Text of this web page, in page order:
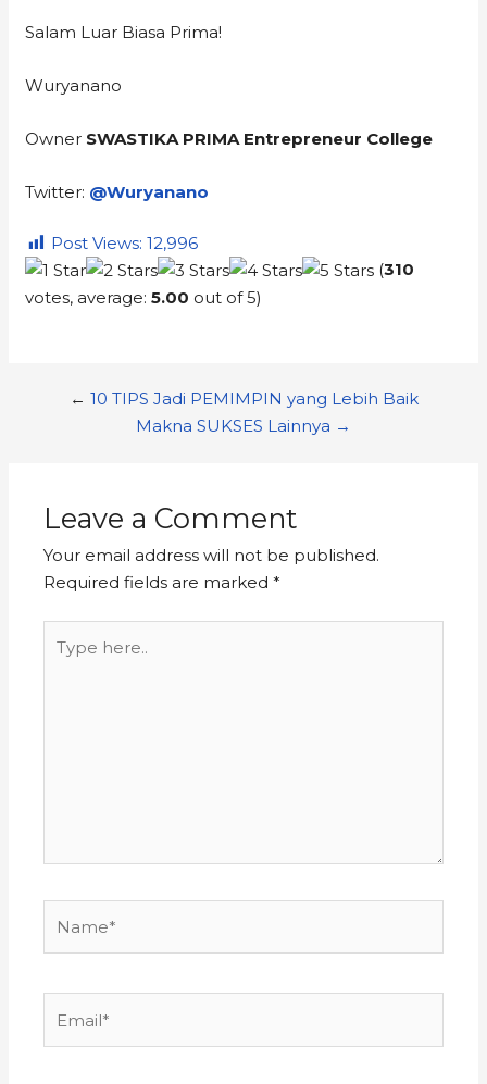
Salam Luar Biasa Prima!
Wuryanano
Owner SWASTIKA PRIMA Entrepreneur College
Twitter: @Wuryanano
Post Views: 12,996
(310
votes, average:5.00 out of 5)
← 10 TIPS Jadi PEMIMPIN yang Lebih Baik
Makna SUKSES Lainnya →
Leave a Comment
Your email address will not be published.
Required fields are marked*